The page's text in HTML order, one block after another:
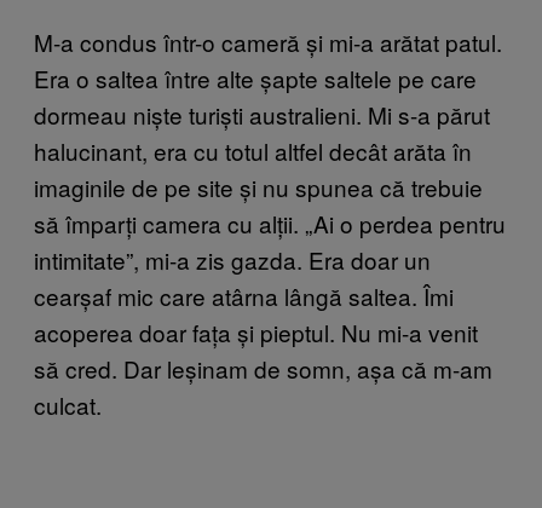
M-a condus într-o cameră și mi-a arătat patul.
Era o saltea între alte șapte saltele pe care
dormeau niște turiști australieni. Mi s-a părut
halucinant, era cu totul altfel decât arăta în
imaginile de pe site și nu spunea că trebuie
să împarți camera cu alții. „Ai o perdea pentru
intimitate”, mi-a zis gazda. Era doar un
cearșaf mic care atârna lângă saltea. Îmi
acoperea doar fața și pieptul. Nu mi-a venit
să cred. Dar leșinam de somn, așa că m-am
culcat.